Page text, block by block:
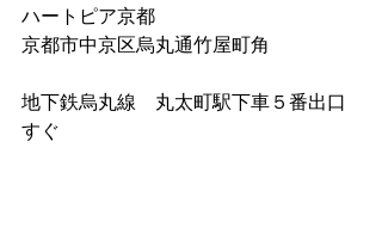
ハートピア京都
京都市中京区烏丸通竹屋町角
地下鉄烏丸線　丸太町駅下車５番出口
すぐ